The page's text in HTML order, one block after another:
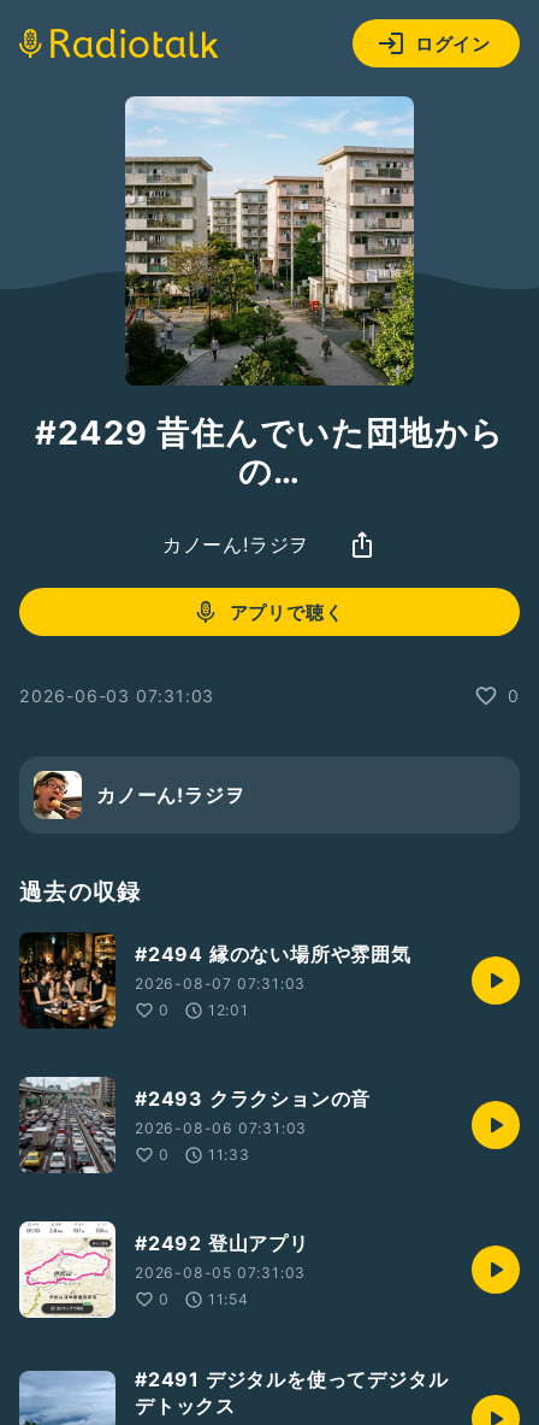
ログイン
#2429 昔住んでいた団地から
の…
カノーん!ラジヲ
アプリで聴く
2026-06-03 07:31:03 0
カノーん!ラジヲ
過去の収録
#2494 縁のない場所や雰囲気
2026-08-07 07:31:03
0
12:01
#2493 クラクションの音
2026-08-06 07:31:03
0
11:33
#2492 登山アプリ
2026-08-05 07:31:03
0
11:54
#2491 デジタルを使ってデジタル
デトックス